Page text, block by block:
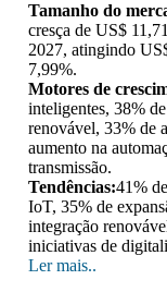
Tamanho do
cresça de US$
2027, atingindo
7,99%.
Motores de
inteligentes, 38%
renovável, 33% de
aumento na
transmissão.
Tendências:41%
IoT, 35% de
integração
iniciativas de
Ler mais..